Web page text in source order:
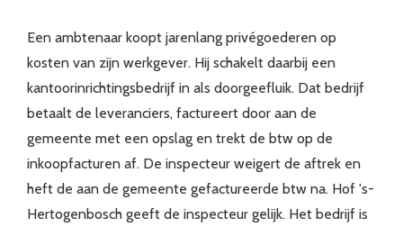
Een ambtenaar koopt jarenlang privégoederen op
kosten van zijn werkgever. Hij schakelt daarbij een
kantoorinrichtingsbedrijf in als doorgeefluik. Dat bedrijf
betaalt de leveranciers, factureert door aan de
gemeente met een opslag en trekt de btw op de
inkoopfacturen af. De inspecteur weigert de aftrek en
heft de aan de gemeente gefactureerde btw na. Hof 's-
Hertogenbosch geeft de inspecteur gelijk. Het bedrijf is